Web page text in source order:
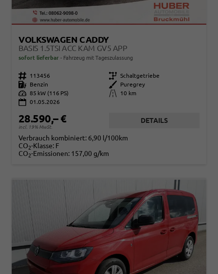
VOLKSWAGEN CADDY
BASIS 1.5TSI ACC KAM GV5 APP
sofort lieferbar Fahrzeug mit Tageszulassung
Fahrzeugnr. 113456 Getriebe Schaltgetriebe
Kraftstoff
Benzin Außenfarbe
Puregrey
Leistung 85 kW (116 PS) Kilometerstand
10 km
01.05.2026
28.590,– €
incl. 19% MwSt.
DETAILS
Verbrauch kombiniert: 6,90 l/100km
CO2-Klasse: F
CO2-Emissionen: 157,00 g/km